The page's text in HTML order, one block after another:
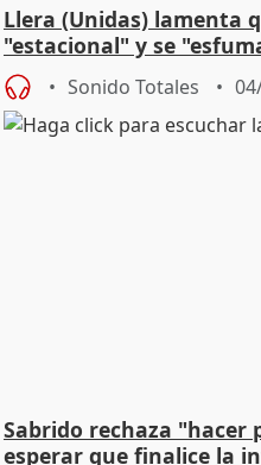
Llera (Unidas) lamenta
"estacional" y se
Sonido Totales
Sabrido rechaza "hacer
esperar que finalice la